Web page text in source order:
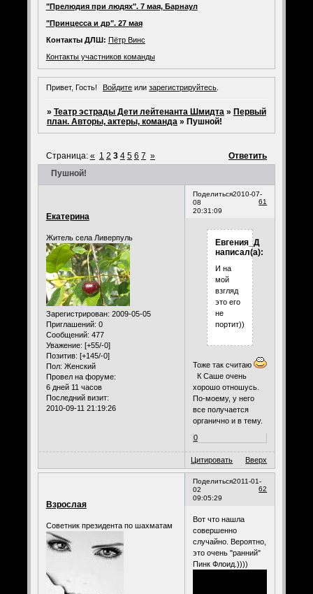
"Прелюдия при людях". 7 мая, Барнаул
"Принцесса и др". 27 мая
Контакты ДЛШ: Пётр Винс
Контакты участников команды
Привет, Гость! Войдите илизарегистрируйтесь.
» Театр эстрады Дети лейтенанта Шмидта » Первый
план. Авторы, актеры, команда » Пушной!
Пушной!
Страница: « 1 2 3 4 5 6 7 » Ответить
Поделиться
61
2010-07-
08
20:31:09
Екатерина
Житель села Ливерпуль
Зарегистрирован: 2009-05-05
Приглашений: 0
Сообщений: 477
Уважение: [+55/-0]
Позитив: [+145/-0]
Пол: Женский
Провел на форуме:
6 дней 11 часов
Последний визит:
2010-09-11 21:19:26
Евгения_Д
написал(а):
И на
мой
взгляд
это его
не
портит))
Тоже так считаю
К Саше очень
хорошо отношусь.
По-моему, у него
все получается
органично и в тему.
0
Цитировать Вверх
Поделиться
62
2011-01-
02
09:05:29
Взрослая
Советник президента по шахматам
Вот что нашла
совершенно
случайно. Вероятно,
это очень "ранний"
Пинк Флоид.))))